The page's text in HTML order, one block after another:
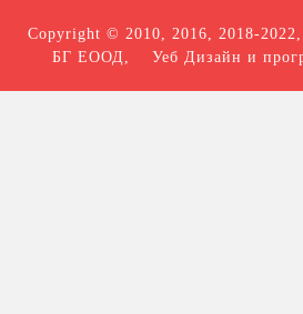
Copyright © 2010, 2016, 2018-
БГ ЕООД , Уеб Дизайн и